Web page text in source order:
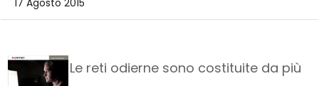
Le reti odierne sono costituite da più